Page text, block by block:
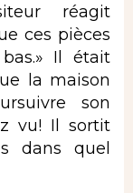
réagit
ces pièces
Il était
la maison
son
vu! Il sortit
dans quel